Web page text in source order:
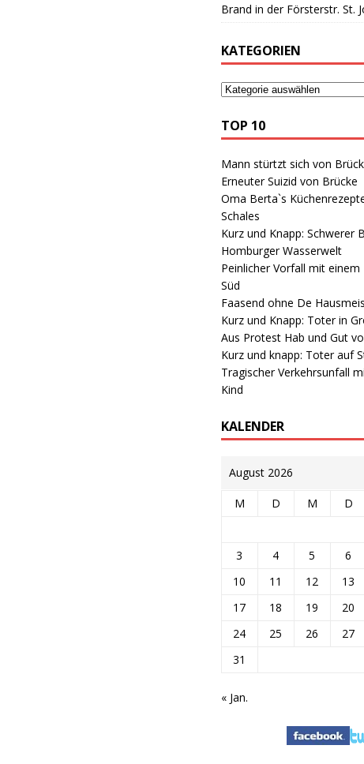
Brand in der Försterstr. St.
KATEGORIEN
TOP 10
Mann stürtzt sich von
Erneuter Suizid von Brücke
Oma Berta`s
Schales
Kurz und Knapp: Schwerer
Homburger Wasserwelt
Peinlicher Vorfall mit
Süd
Faasend ohne De
Kurz und Knapp: Toter in
Aus Protest Hab und Gut
Kurz und knapp: Toter auf
Tragischer Verkehrsunfall
Kind
KALENDER
August 2026
M D M D
3
4 5 6
10
11 12 13
17
18 19 20
24
25 26 27
31
« Jan.